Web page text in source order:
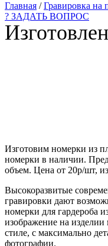
Главная /Гравировка на
? ЗАДАТЬ ВОПРОС
Изготовим номерки из
номерки в наличии.
объем. Цена от 20р/шт,
Высокоразвитые
гравировки дают
номерки для гардероба
изображение на
стиле, с максимально
фотографии.